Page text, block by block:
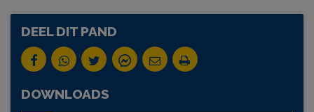
DEEL DIT PAND
DOWNLOADS